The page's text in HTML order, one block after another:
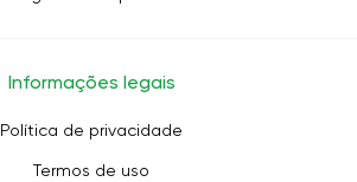
Informações legais
Política de privacidade
Termos de uso